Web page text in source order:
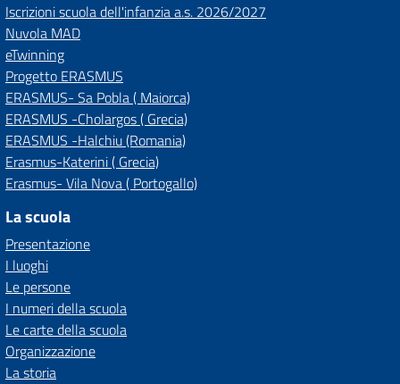
Iscrizioni scuola dell'infanzia a.s. 2026/2027
Nuvola MAD
eTwinning
Progetto ERASMUS
ERASMUS- Sa Pobla ( Maiorca)
ERASMUS -Cholargos ( Grecia)
ERASMUS -Halchiu (Romania)
Erasmus-Katerini ( Grecia)
Erasmus- Vila Nova ( Portogallo)
La scuola
Presentazione
I luoghi
Le persone
I numeri della scuola
Le carte della scuola
Organizzazione
La storia